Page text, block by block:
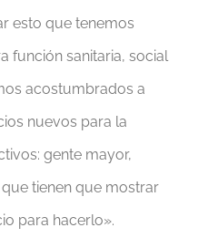
esto que tenemos
función sanitaria, social
acostumbrados a
nuevos para la
gente mayor,
tienen que mostrar
para hacerlo».